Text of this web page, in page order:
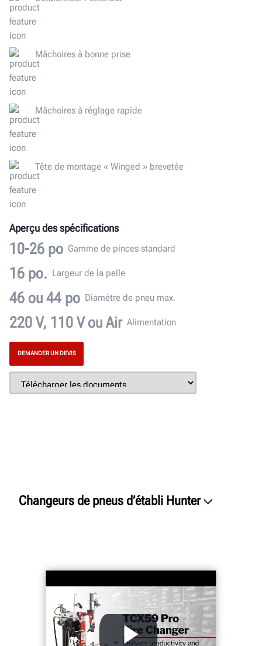
Mâchoires à bonne prise
Mâchoires à réglage rapide
Tête de montage « Winged » brevetée
Aperçu des spécifications
10-26 po Gamme de pinces standard
16 po. Largeur de la pelle
46 ou 44 po Diamètre de pneu max.
220 V, 110 V ou Air Alimentation
DEMANDER UN DEVIS
Changeurs de pneus d’établi Hunter
Documents
DEMANDER UN DEVIS